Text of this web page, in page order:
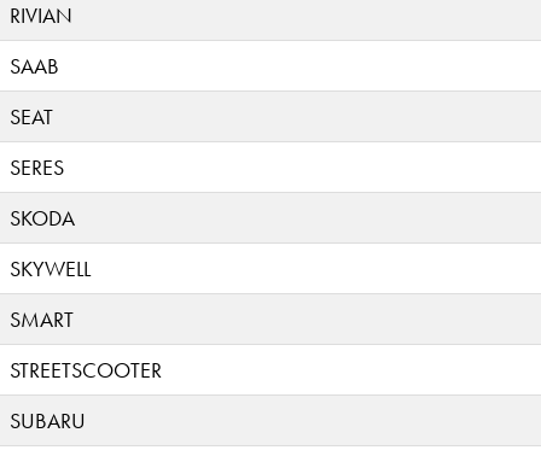
RIVIAN
SAAB
SEAT
SERES
SKODA
SKYWELL
SMART
STREETSCOOTER
SUBARU